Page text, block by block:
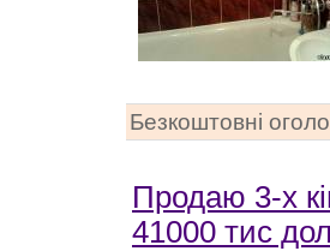
Безкоштовні
Продаю 3-х
41000 тис